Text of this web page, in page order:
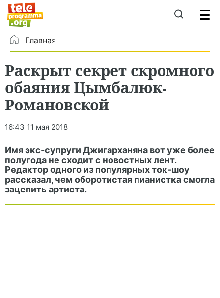
Главная
Раскрыт секрет скромного
обаяния Цымбалюк-
Романовской
16:43 11 мая 2018
Имя экс-супруги Джигарханяна вот уже более
полугода не сходит с новостных лент.
Редактор одного из популярных ток-шоу
рассказал, чем оборотистая пианистка смогла
зацепить артиста.